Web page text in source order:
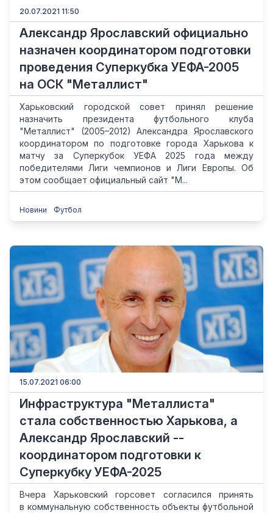
20.07.2021 11:50
Александр Ярославский официально
назначен координатором подготовки
проведения Суперкубка УЕФА-2005
на ОСК "Металлист"
Харьковский городской совет принял решение
назначить президента футбольного клуба
"Металлист" (2005–2012) Александра Ярославского
координатором по подготовке города Харькова к
матчу за Суперкубок УЕФА 2025 года между
победителями Лиги чемпионов и Лиги Европы. Об
этом сообщает официальный сайт "М...
Новини Футбол
15.07.2021 06:00
Инфраструктура "Металлиста"
стала собственностью Харькова, а
Александр Ярославский --
координатором подготовки к
Суперкубку УЕФА-2025
Вчера Харьковский горсовет согласился принять
в коммунальную собственность объекты футбольной